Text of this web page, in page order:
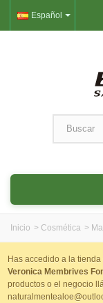
Español
Inicio > Cosmética >
Has accedido a la
Veronica Membrives
productos o el negocio